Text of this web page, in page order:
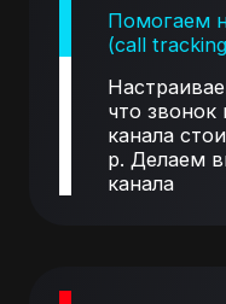
Помогаем
(call
что звонок
канала
р. Делаем
канала